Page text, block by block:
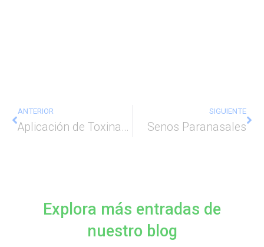
ANTERIOR
Aplicación de Toxina Botulínica
SIGUIENTE
Senos Paranasales
Explora más entradas de
nuestro blog